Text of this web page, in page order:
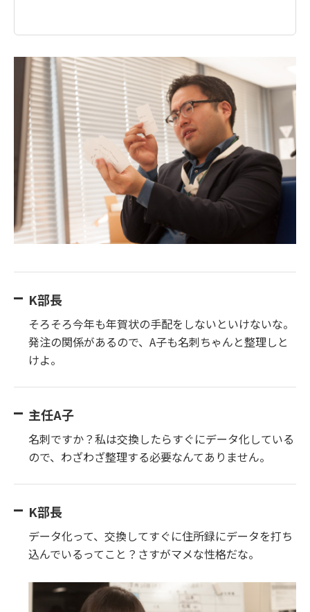
K部長
そろそろ今年も年賀状の手配をしないといけないな。
発注の関係があるので、A子も名刺ちゃんと整理しと
けよ。
主任A子
名刺ですか？私は交換したらすぐにデータ化している
ので、わざわざ整理する必要なんてありません。
K部長
データ化って、交換してすぐに住所録にデータを打ち
込んでいるってこと？さすがマメな性格だな。